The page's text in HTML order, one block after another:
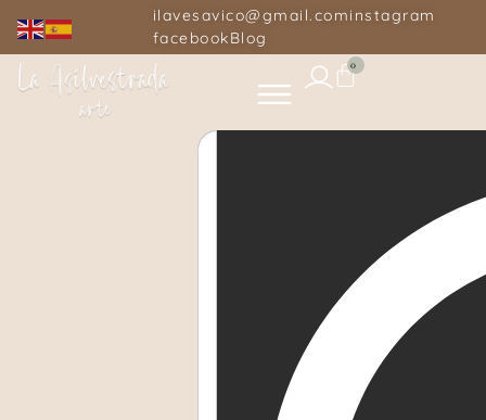
ilavesavico@gmail.cominstagram
facebookBlog
0